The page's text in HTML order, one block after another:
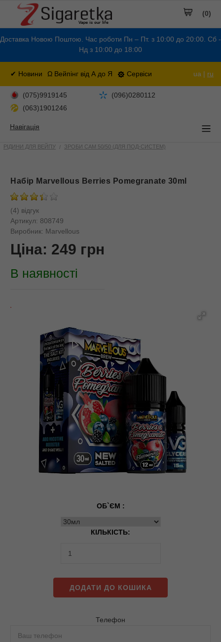
Доставка Новою Поштою. Час роботи Пн – Пт. з 10:00 до 20:00. Сб -
Нд з 10:00 до 18:00
✔ Новини Ω Вейпінг від А до Я Сервіси ua | ru
(0)
(075)9919145
(096)0280112
(063)1901246
Навігація
РІДИНИ ДЛЯ ВЕЙПУ ЗРОБИ САМ 50/50 (ДЛЯ ПОД-СИСТЕМ)
Набір Marvellous Berries Pomegranate 30ml
(4) відгук
Артикул: 808749
Виробник: Marvellous
Ціна: 249 грн
В наявності
ОБ`ЄМ :
КІЛЬКІСТЬ:
ДОДАТИ ДО КОШИКА
Телефон